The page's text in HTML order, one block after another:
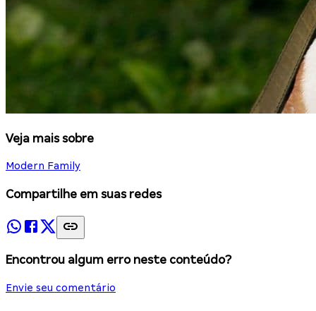
Veja mais sobre
Modern Family
Compartilhe em suas redes
Encontrou algum erro neste conteúdo?
Envie seu comentário